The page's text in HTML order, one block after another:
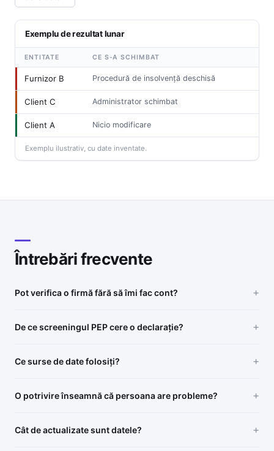
Exemplu de rezultat lunar
NIVEL
ENTITATE CE S-A SCHIMBAT
Furnizor B Procedură de insolvență deschisă
Client C Administrator schimbat
Client A Nicio modificare
Exemplu ilustrativ, cu date inventate.
Întrebări frecvente
Pot verifica o firmă fără să îmi fac cont?
De ce screeningul PEP cere o declarație?
Ce surse de date folosiți?
O potrivire înseamnă că persoana are probleme?
Cât de actualizate sunt datele?